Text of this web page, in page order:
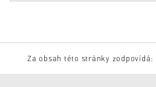
Za obsah této stránky zodpovídá: